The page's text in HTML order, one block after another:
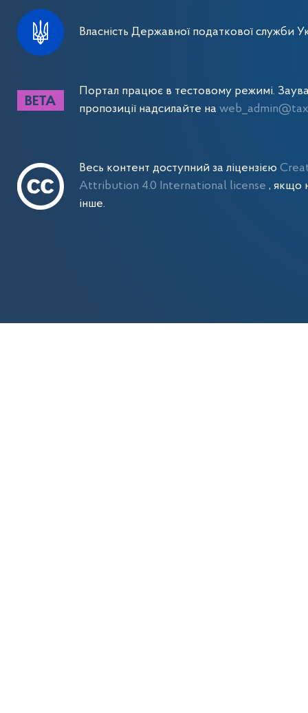
Власність Державної податкової служби
Портал працює в тестовому режимі.
пропозиції надсилайте на
Весь контент доступний за ліцензією
Attribution 4.0 International license , якщо
інше.